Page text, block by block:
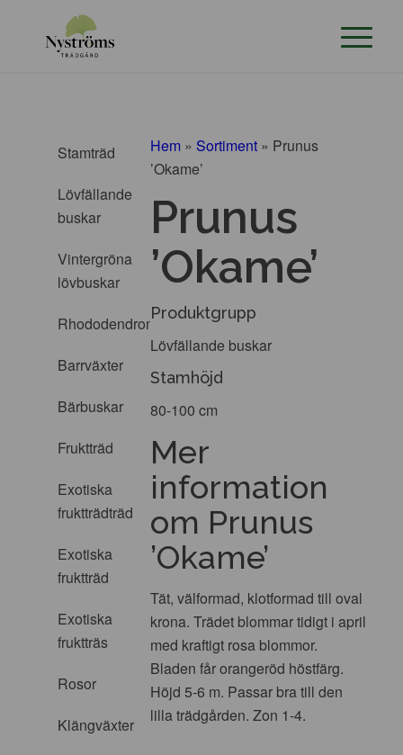
Stamträd
Lövfällande
buskar
Vintergröna
lövbuskar
Rhododendron
Barrväxter
Bärbuskar
Fruktträd
Exotiska
fruktträdträd
Exotiska
fruktträd
Exotiska
fruktträs
Rosor
Klängväxter
Hem » Sortiment » Prunus
’Okame’
Prunus
’Okame’
Produktgrupp
Lövfällande buskar
Stamhöjd
80-100 cm
Mer
information
om Prunus
’Okame’
Tät, välformad, klotformad till oval
krona. Trädet blommar tidigt i april
med kraftigt rosa blommor.
Bladen får orangeröd höstfärg.
Höjd 5-6 m. Passar bra till den
lilla trädgården. Zon 1-4.